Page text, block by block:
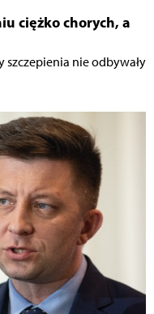
ciężko chorych, a
szczepienia nie odbywały